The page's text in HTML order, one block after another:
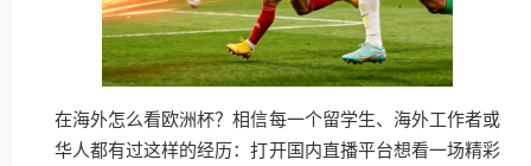
在海外怎么看欧洲杯？相信每一个留学生、海外工作者或
华人都有过这样的经历：打开国内直播平台想看一场精彩